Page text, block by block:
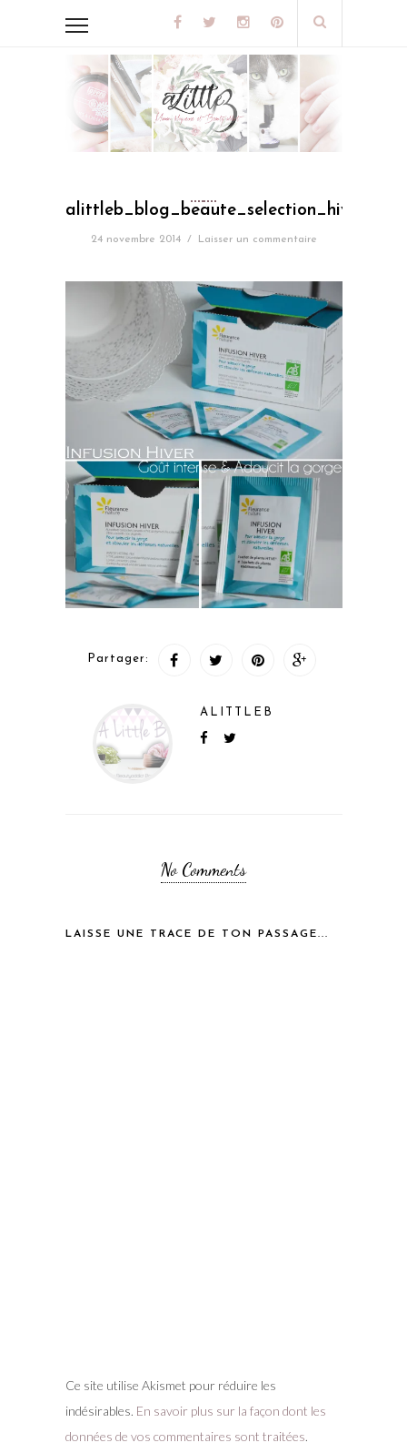
24 novembre 2014 / Laisser un commentaire
Partager:
ALITTLEB
No Comments
LAISSE UNE TRACE DE TON PASSAGE...
Ce site utilise Akismet pour réduire les
indésirables. En savoir plus sur la façon dont les
données de vos commentaires sont traitées.